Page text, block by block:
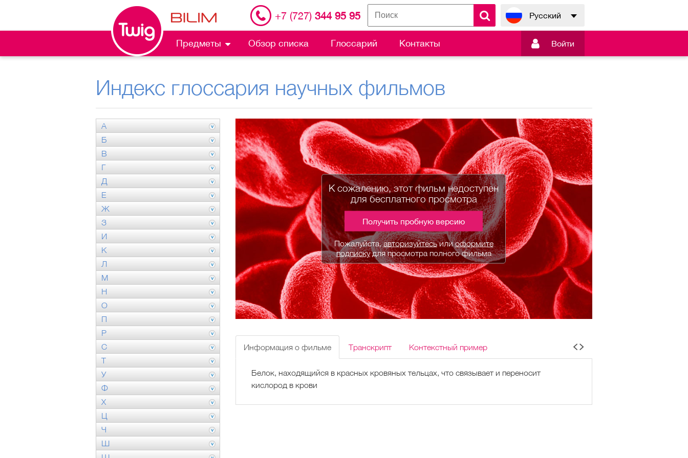
+7 (727) 344 95 95 Русский
Предметы Обзор списка Глоссарий Контакты  Войти
Индекс глоссария научных фильмов
А
Б
В
Г
Д
Е
Ж
З
И
К
Л
М
Н
О
П
Р
С
Т
У
Ф
Х
Ц
Ч
Ш
К сожалению, этот фильм недоступен
для бесплатного просмотра
Получить пробную версию
Пожалуйста,авторизуйтесьилиоформите
подпискудля просмотра полного фильма
Информация о фильме Транскрипт Контекстный пример
Белок, находящийся в красных кровяных тельцах, что связывает и переносит
кислород в крови